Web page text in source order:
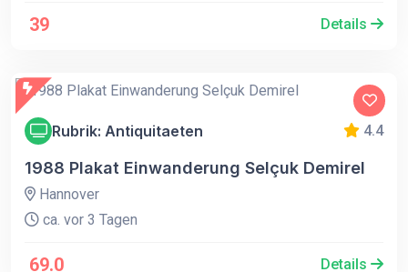
39 Details
Rubrik: Antiquitaeten 4.4
1988 Plakat Einwanderung Selçuk Demirel
Hannover
ca. vor 3 Tagen
69.0 Details